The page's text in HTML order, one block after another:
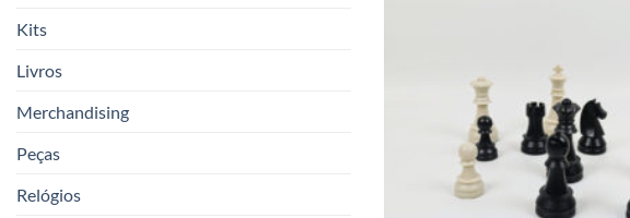
Kits
Livros
Merchandising
Peças
Relógios